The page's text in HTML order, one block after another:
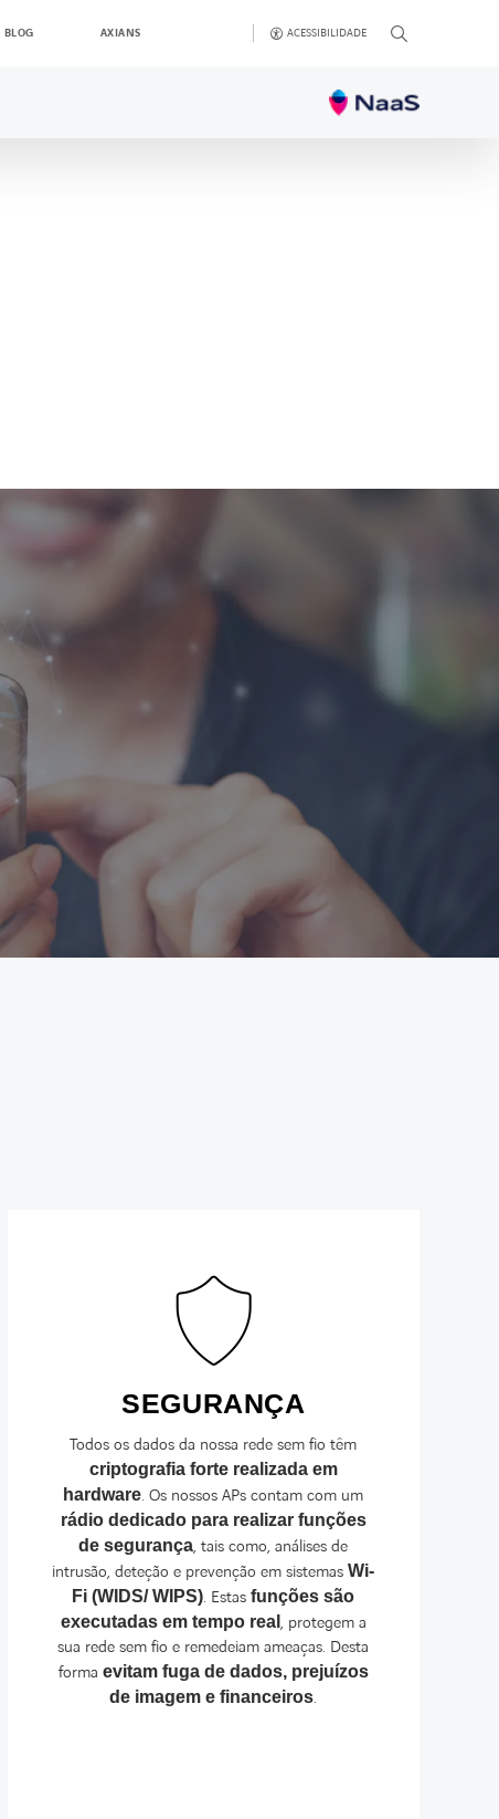
BLOG AXIANS ACESSIBILIDADE
SEGURANÇA
Todos os dados da nossa rede sem fio têm
criptografia forte realizada em
hardware. Os nossos APs contam com um
rádio dedicado para realizar funções
de segurança, tais como, análises de
intrusão, deteção e prevenção em sistemasWi-
Fi (WIDS/ WIPS). Estasfunções são
executadas em tempo real , protegem a
sua rede sem fio e remedeiam ameaças. Desta
forma evitam fuga de dados, prejuízos
de imagem e financeiros.